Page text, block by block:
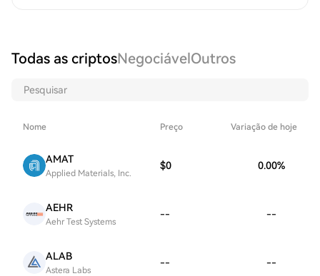
Todas as criptosNegociávelOutros
Nome Preço Variação de hoje
AMAT
Applied Materials, Inc.
$0 0.00%
AEHR
Aehr Test Systems
-- --
ALAB
Astera Labs
-- --